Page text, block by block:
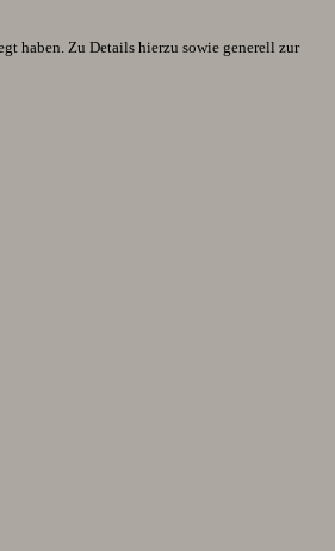
haben. Zu Details hierzu sowie generell zur